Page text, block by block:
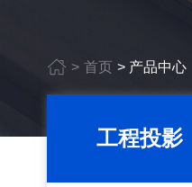
> 首页 > 产品中心
工程投影